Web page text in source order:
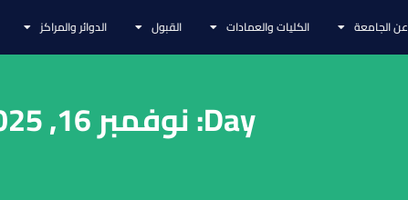
عن الجامعة الكليات والعمادات القبول الدوائر والمراكز
Day: نوفمبر 16, 2025